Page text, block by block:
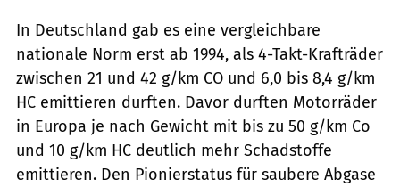
In Deutschland gab es eine vergleichbare
nationale Norm erst ab 1994, als 4-Takt-Krafträder
zwischen 21 und 42 g/km CO und 6,0 bis 8,4 g/km
HC emittieren durften. Davor durften Motorräder
in Europa je nach Gewicht mit bis zu 50 g/km Co
und 10 g/km HC deutlich mehr Schadstoffe
emittieren. Den Pionierstatus für saubere Abgase